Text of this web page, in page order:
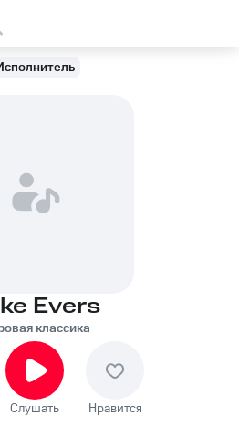
Evers
классика
Слушать Нравится